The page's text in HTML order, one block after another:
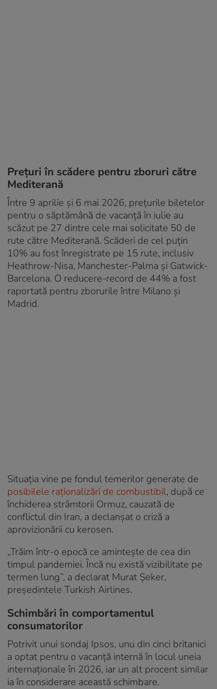
Prețuri în scădere pentru zboruri către
Mediterană
Între 9 aprilie și 6 mai 2026, prețurile biletelor
pentru o săptămână de vacanță în iulie au
scăzut pe 27 dintre cele mai solicitate 50 de
rute către Mediterană. Scăderi de cel puțin
10% au fost înregistrate pe 15 rute, inclusiv
Heathrow-Nisa, Manchester-Palma și Gatwick-
Barcelona. O reducere-record de 44% a fost
raportată pentru zborurile între Milano și
Madrid.
Situația vine pe fondul temerilor generate de
posibilele raționalizări de combustibil, după ce
închiderea strâmtorii Ormuz, cauzată de
conflictul din Iran, a declanșat o criză a
aprovizionării cu kerosen.
„Trăim într-o epocă ce amintește de cea din
timpul pandemiei. Încă nu există vizibilitate pe
termen lung”, a declarat Murat Şeker,
președintele Turkish Airlines.
Schimbări în comportamentul
consumatorilor
Potrivit unui sondaj Ipsos, unu din cinci britanici
a optat pentru o vacanță internă în locul uneia
internaționale în 2026, iar un alt procent similar
ia în considerare această schimbare.